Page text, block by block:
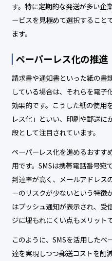
す。特に定期的な発送が多い企
ービスを見極めて選択すること
ます。
ペーパーレス化の推進
請求書や通知書といった紙の書
している場合は、それらを電子
効果的です。こうした紙の使用
レス化」といい、印刷や郵送に
段として注目されています。
ペーパーレス化を進めるおすす
用です。SMSは携帯電話番号宛
到達率が高く、メールアドレス
ーのリスクが少ないという特徴
はプッシュ通知が表示され、受
ジに埋もれにくい点もメリットで
このように、SMSを活用した
達を実現しつつ郵送コストを削